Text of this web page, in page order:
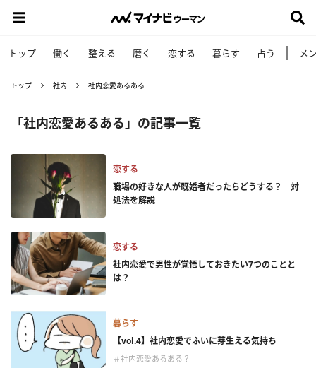
トップ 働く 整える 磨く 恋する 暮らす 占う メ
トップ 社内 社内恋愛あるある
「社内恋愛あるある」の記事一覧
恋する
職場の好きな人が既婚者だったらどうする？ 対
処法を解説
恋する
社内恋愛で男性が覚悟しておきたい7つのことと
は？
暮らす
【vol.4】社内恋愛でふいに芽生える気持ち
＃社内恋愛あるある？